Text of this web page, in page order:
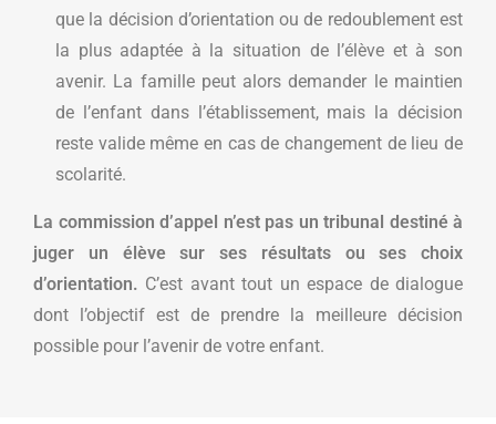
que la décision d’orientation ou de redoublement est
la plus adaptée à la situation de l’élève et à son
avenir. La famille peut alors demander le maintien
de l’enfant dans l’établissement, mais la décision
reste valide même en cas de changement de lieu de
scolarité.
La commission d’appel n’est pas un tribunal destiné à
juger un élève sur ses résultats ou ses choix
d’orientation. C’est avant tout un espace de dialogue
dont l’objectif est de prendre la meilleure décision
possible pour l’avenir de votre enfant.